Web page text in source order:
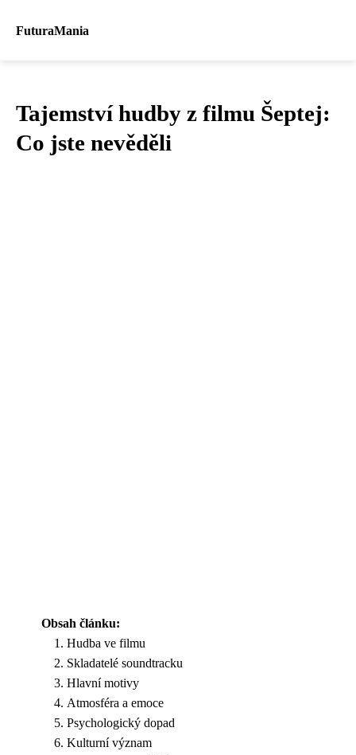
FuturaMania
Tajemství hudby z filmu Šeptej:
Co jste nevěděli
Obsah článku:
Hudba ve filmu
Skladatelé soundtracku
Hlavní motivy
Atmosféra a emoce
Psychologický dopad
Kulturní význam